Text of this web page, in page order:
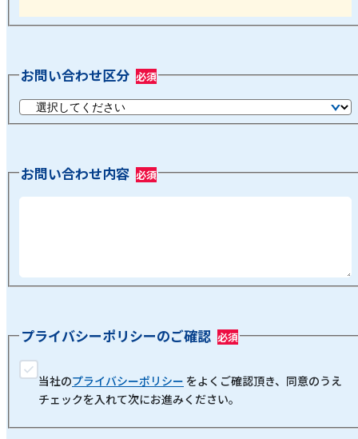
お問い合わせ区分
お問い合わせ内容
プライバシーポリシーのご確認
当社のプライバシーポリシー をよくご確認頂き、同意のうえ
チェックを入れて次にお進みください。